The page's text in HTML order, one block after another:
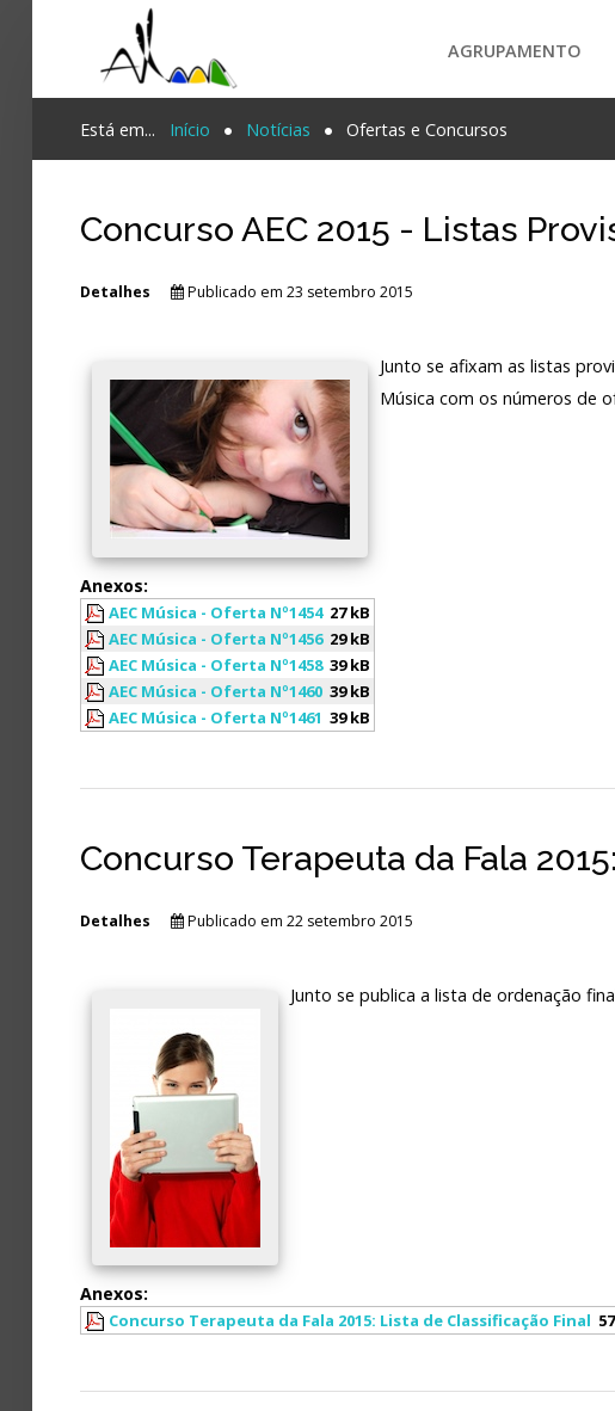
Login
Avaliação
AGRUPAMENTO
Está em... Início Notícias Ofertas e Concursos
Concurso AEC 2015 - Listas
Detalhes Publicado em 23 setembro 2015
Junto se afixam as listas
Música com os números de
Anexos:
AEC Música - Oferta Nº1454 27 kB
AEC Música - Oferta Nº1456 29 kB
AEC Música - Oferta Nº1458 39 kB
AEC Música - Oferta Nº1460 39 kB
AEC Música - Oferta Nº1461 39 kB
Concurso Terapeuta da Fala
Detalhes Publicado em 22 setembro 2015
Junto se publica a lista de ordenação
Anexos:
Concurso Terapeuta da Fala 2015: Lista de Classificação Final